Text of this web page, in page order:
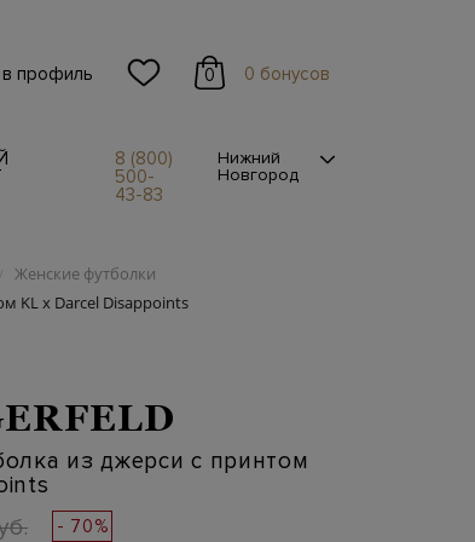
в профиль 0 0 бонусов
8 (800)
500-
43-83
Нижний
Новгород
/ Женские футболки
KL x Darcel Disappoints
из джерси с принтом
- 70%